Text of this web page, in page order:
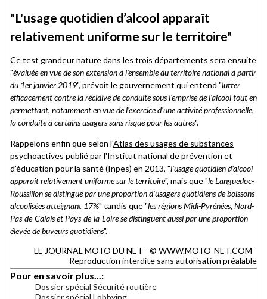
"L'usage quotidien d’alcool apparaît
relativement uniforme sur le territoire"
Ce test grandeur nature dans les trois départements sera ensuite
"évaluée en vue de son extension à l'ensemble du territoire national à partir
du 1er janvier 2019", prévoit le gouvernement qui entend "lutter
efficacement contre la récidive de conduite sous l'emprise de l'alcool tout en
permettant, notamment en vue de l'exercice d'une activité professionnelle,
la conduite à certains usagers sans risque pour les autres".
Rappelons enfin que selon l'Atlas des usages de substances
psychoactives publié par l'Institut national de prévention et
d’éducation pour la santé (Inpes) en 2013, "l'usage quotidien d’alcool
apparaît relativement uniforme sur le territoire", mais que "le Languedoc-
Roussillon se distingue par une proportion d'usagers quotidiens de boissons
alcoolisées atteignant 17%" tandis que "les régions Midi-Pyrénées, Nord-
Pas-de-Calais et Pays-de-la-Loire se distinguent aussi par une proportion
élevée de buveurs quotidiens".
LE JOURNAL MOTO DU NET - © WWW.MOTO-NET.COM -
Reproduction interdite sans autorisation préalable
Pour en savoir plus...:
Dossier spécial Sécurité routière
Dossier spécial Lobbying